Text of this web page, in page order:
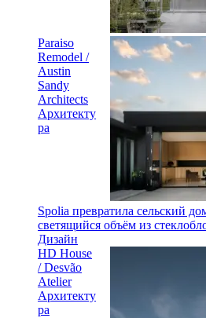
Paraiso
Remodel /
Austin
Sandy
Architects
Архитекту
ра
Spolia превратила сельский
светящийся объём из
Дизайн
HD House
/ Desvão
Atelier
Архитекту
ра